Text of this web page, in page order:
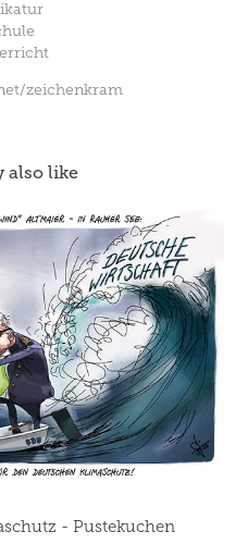
zeichenkram
also like
- Pustekuchen